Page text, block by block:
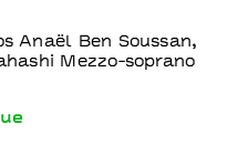
Anaël Ben Soussan,
Mezzo-soprano